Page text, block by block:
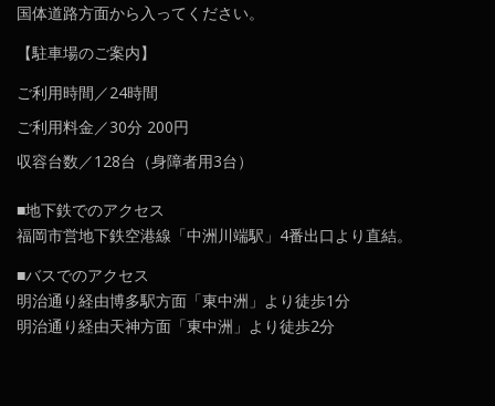
国体道路方面から入ってください。
【駐車場のご案内】
ご利用時間／24時間
ご利用料金／30分 200円
収容台数／128台（身障者用3台）
■地下鉄でのアクセス
福岡市営地下鉄空港線「中洲川端駅」4番出口より直結。
■バスでのアクセス
明治通り経由博多駅方面「東中洲」より徒歩1分
明治通り経由天神方面「東中洲」より徒歩2分